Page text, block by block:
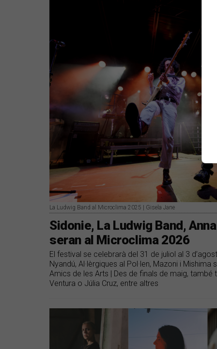
La Ludwig Band al Microclima 2025 | Gisela Jane
​Sidonie, La Ludwig Band,
seran al Microclima 2026
El festival se celebrarà del 31 de juliol al 3
Nyandú, Al·lèrgiques al Pol·len, Mazoni i
Amics de les Arts | Des de finals de maig, també
Ventura o Júlia Cruz, entre altres